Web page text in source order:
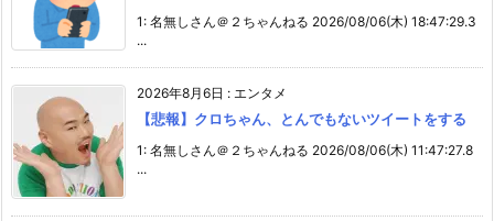
1: 名無しさん＠２ちゃんねる 2026/08/06(木) 18:47:29.3
...
2026年8月6日 : エンタメ
【悲報】クロちゃん、とんでもないツイートをする
1: 名無しさん＠２ちゃんねる 2026/08/06(木) 11:47:27.8
...